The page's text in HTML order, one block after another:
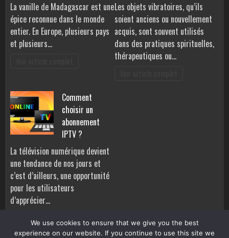
La vanille de Madagascar est une
épice reconnue dans le monde
entier. En Europe, plusieurs pays
et plusieurs…
Les objets vibratoires, qu’ils
soient anciens ou nouvellement
acquis, sont souvent utilisés
dans des pratiques spirituelles,
thérapeutiques ou…
Comment
choisir un
abonnement
IPTV ?
La télévision numérique devient
une tendance de nos jours et
c’est d’ailleurs, une opportunité
pour les utilisateurs
d’apprécier…
Voir article complet
We use cookies to ensure that we give you the best
experience on our website. If you continue to use this site we